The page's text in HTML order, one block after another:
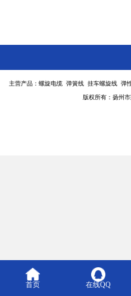
主营产品：螺旋电缆 弹簧线 挂车螺旋线
版权所有：扬州
首页 在线QQ